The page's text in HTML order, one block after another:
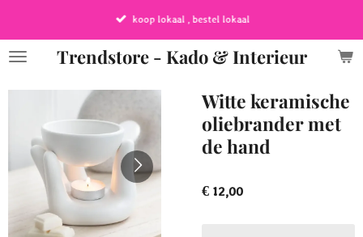
naar
de
Trendstore - Kado & Interieur
koop lokaal , bestel lokaal
Witte keramische
oliebrander met
de hand
€ 12,00